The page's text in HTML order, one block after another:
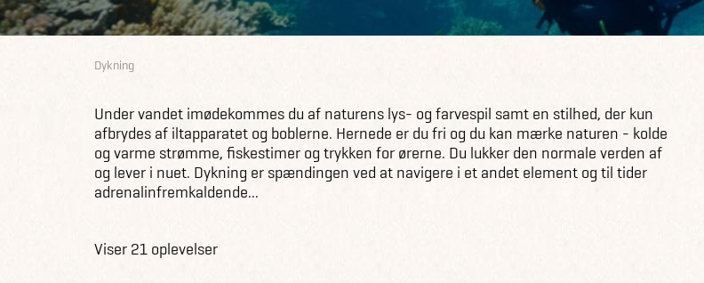
Dykning
Under vandet imødekommes du af naturens lys- og farvespil samt en stilhed, der kun
afbrydes af iltapparatet og boblerne. Hernede er du fri og du kan mærke naturen - kolde
og varme strømme, fiskestimer og trykken for ørerne. Du lukker den normale verden af
og lever i nuet. Dykning er spændingen ved at navigere i et andet element og til tider
adrenalinfremkaldende...
Viser 21 oplevelser